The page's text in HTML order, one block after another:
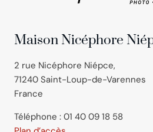
Maison Nicéphore
2 rue Nicéphore Niépce,
71240 Saint-Loup-de-Varennes
France
Téléphone : 01 40 09 18 58